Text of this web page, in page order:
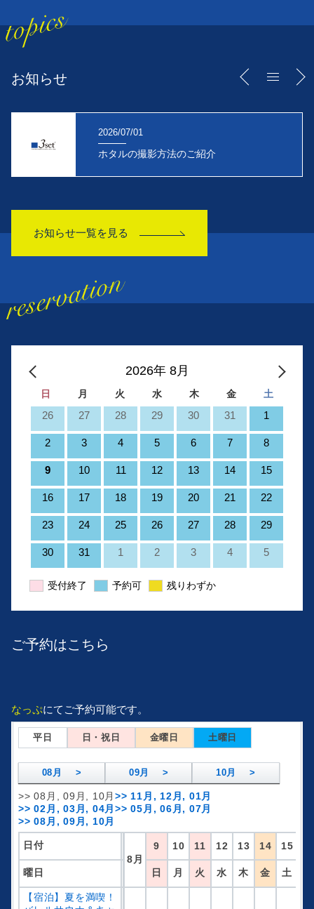
お知らせ
2026/07/01
ホタルの撮影方法のご紹介
お知らせ一覧を見る
2026年 8月
日 月 火 水 木 金 土
26 27 28 29 30 31 1
2 3 4 5 6 7 8
9 10 11 12 13 14 15
16 17 18 19 20 21 22
23 24 25 26 27 28 29
30 31 1 2 3 4 5
受付終了 予約可 残りわずか
ご予約はこちら
なっぷにてご予約可能です。